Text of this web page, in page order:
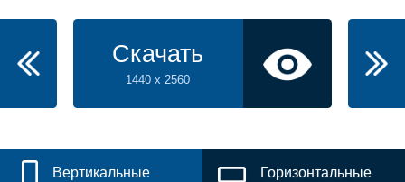
Скачать
1440 x 2560
Вертикальные Горизонтальные